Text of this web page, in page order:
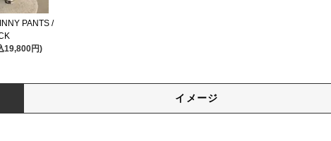
PANTS /
19,800円)
イメージ